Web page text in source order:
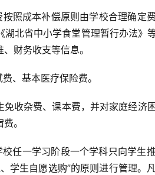
成本补偿原则由学校合理确定
北省中小学食堂管理暂行办法》
财务收支等信息。
、基本医疗保险费。
杂费、课本费，并对家庭经济
。
任一学习阶段一个学科只向学生
学生自愿选购”的原则进行管理。